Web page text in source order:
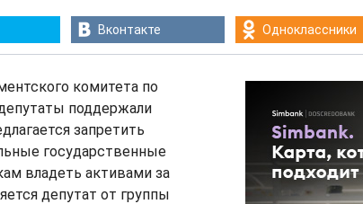
Вконтакте Одноклассники
комитета по
поддержали
запретить
государственные
владеть активами за
депутат от группы